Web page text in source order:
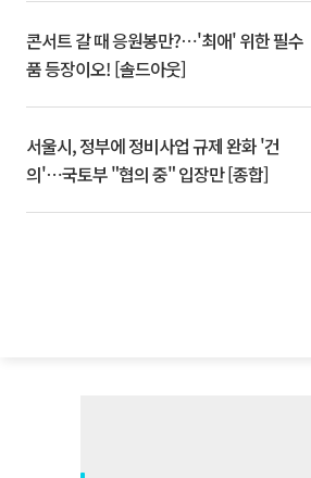
콘서트 갈 때 응원봉만?⋯'최애' 위한 필수
품 등장이오! [솔드아웃]
서울시, 정부에 정비사업 규제 완화 '건
의'⋯국토부 "협의 중" 입장만 [종합]